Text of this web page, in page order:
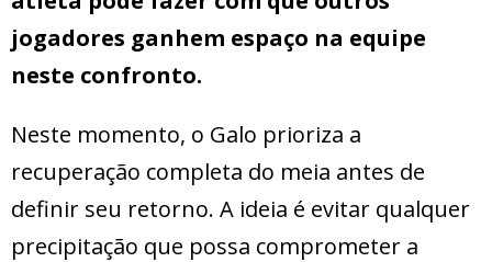
jogadores ganhem espaço na equipe
neste confronto.
Neste momento, o Galo prioriza a
recuperação completa do meia antes de
definir seu retorno. A ideia é evitar qualquer
precipitação que possa comprometer a